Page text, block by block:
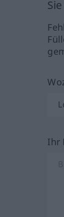
Ihr